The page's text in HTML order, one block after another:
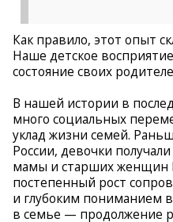
Как правило, этот опыт
Наше детское
состояние своих
В нашей истории в
много социальных
уклад жизни семей.
России, девочки
мамы и старших женщин
постепенный рост
и глубоким пониманием
в семье — продолжение